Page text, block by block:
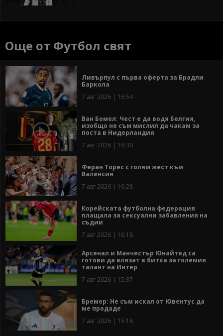
Още от Футбол свят
Ливърпул с първа оферта за Брадли
Баркола
7 авг 2026 | 16:54
Ван Бомел: Чест е да водя Белгия,
изобщо не съм мислил да чакам за
поста в Нидерландия
7 авг 2026 | 16:30
Феран Торес с голям жест към
Валенсия
7 авг 2026 | 16:28
Корейската футболна федерация
плащала за сексуални забавления на
съдии
7 авг 2026 | 16:18
Арсенал и Манчестър Юнайтед са
готови да влязат в битка за големия
талант на Интер
7 авг 2026 | 15:37
Бремер: Не съм искал от Ювентус да
ме продаде
7 авг 2026 | 15:18